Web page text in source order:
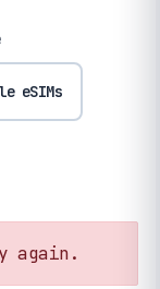
eSIMs
again.